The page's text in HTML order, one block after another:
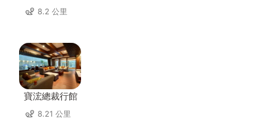
8.2 公里
寶浤總裁行館
8.21 公里